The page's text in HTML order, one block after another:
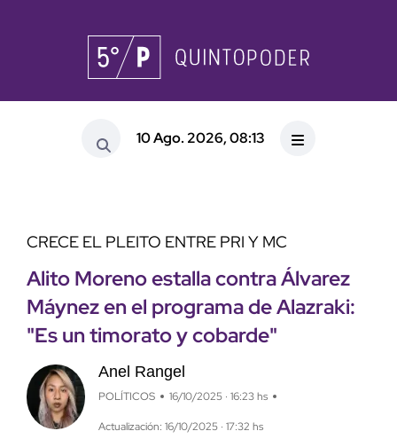
10 Ago. 2026, 08:13
CRECE EL PLEITO ENTRE PRI Y MC
Alito Moreno estalla contra Álvarez
Máynez en el programa de Alazraki:
"Es un timorato y cobarde"
Anel Rangel
POLÍTICOS 16/10/2025 · 16:23 hs
Actualización: 16/10/2025 · 17:32 hs